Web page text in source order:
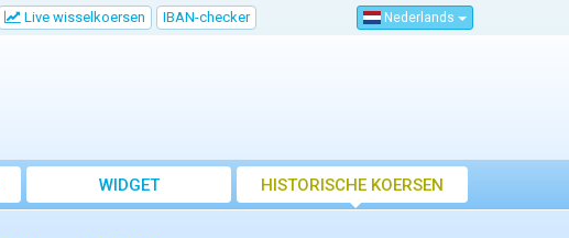
Live wisselkoersen IBAN-checker Nederlands
WIDGET HISTORISCHE KOERSEN